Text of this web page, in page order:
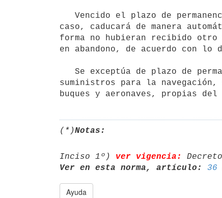
caso, caducará de manera
forma no hubieran recibido
en abandono, de acuerdo con
suministros para la
(*)Notas:
Inciso 1º) ver vigencia:
Ver en esta norma, artículo:
36
Ayuda